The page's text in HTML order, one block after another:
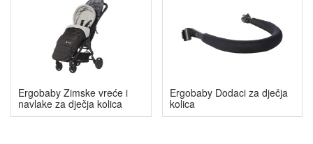
Ergobaby Zimske vreće i
navlake za dječja kolica
Ergobaby Dodaci za dječja
kolica